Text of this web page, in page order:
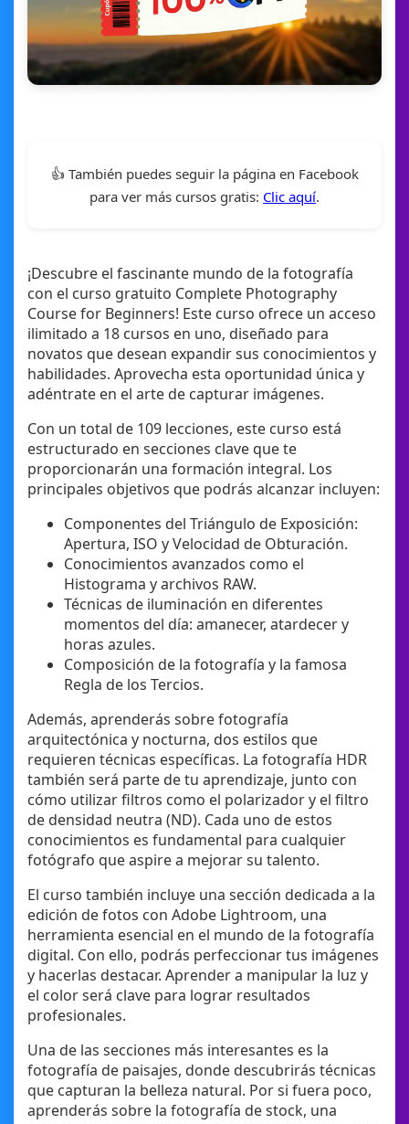
👍 También puedes seguir la página en Facebook
para ver más cursos gratis: Clic aquí.
¡Descubre el fascinante mundo de la fotografía
con el curso gratuito Complete Photography
Course for Beginners! Este curso ofrece un acceso
ilimitado a 18 cursos en uno, diseñado para
novatos que desean expandir sus conocimientos y
habilidades. Aprovecha esta oportunidad única y
adéntrate en el arte de capturar imágenes.
Con un total de 109 lecciones, este curso está
estructurado en secciones clave que te
proporcionarán una formación integral. Los
principales objetivos que podrás alcanzar incluyen:
Componentes del Triángulo de Exposición:
Apertura, ISO y Velocidad de Obturación.
Conocimientos avanzados como el
Histograma y archivos RAW.
Técnicas de iluminación en diferentes
momentos del día: amanecer, atardecer y
horas azules.
Composición de la fotografía y la famosa
Regla de los Tercios.
Además, aprenderás sobre fotografía
arquitectónica y nocturna, dos estilos que
requieren técnicas específicas. La fotografía HDR
también será parte de tu aprendizaje, junto con
cómo utilizar filtros como el polarizador y el filtro
de densidad neutra (ND). Cada uno de estos
conocimientos es fundamental para cualquier
fotógrafo que aspire a mejorar su talento.
El curso también incluye una sección dedicada a la
edición de fotos con Adobe Lightroom, una
herramienta esencial en el mundo de la fotografía
digital. Con ello, podrás perfeccionar tus imágenes
y hacerlas destacar. Aprender a manipular la luz y
el color será clave para lograr resultados
profesionales.
Una de las secciones más interesantes es la
fotografía de paisajes, donde descubrirás técnicas
que capturan la belleza natural. Por si fuera poco,
aprenderás sobre la fotografía de stock, una